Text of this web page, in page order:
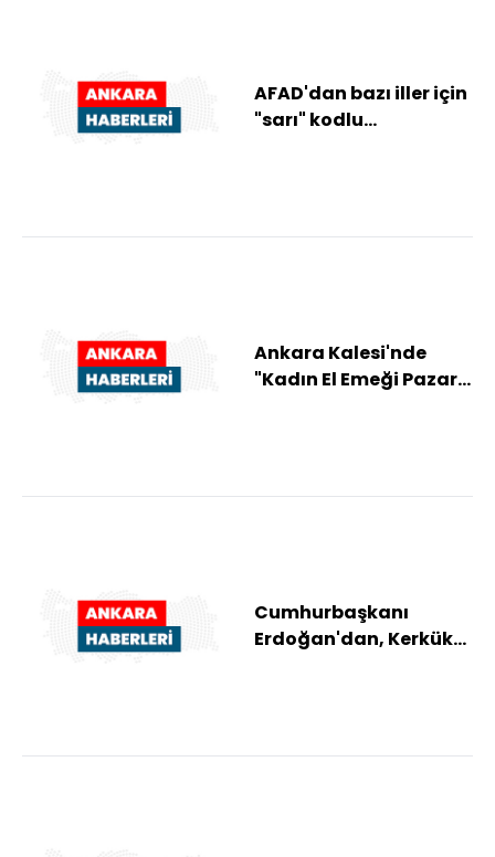
AFAD'dan bazı iller için
"sarı" kodlu
Ankara Kalesi'nde
"Kadın El Emeği Pazarı"
Cumhurbaşkanı
Erdoğan'dan, Kerkük